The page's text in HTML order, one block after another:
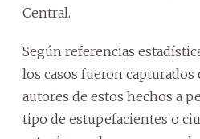
Central.
Según referencias
los casos fueron capturados
autores de estos hechos a
tipo de estupefacientes o